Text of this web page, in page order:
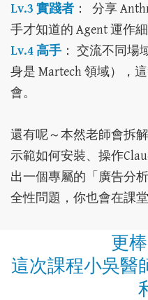
Lv.3 實踐者 ： 分享
手才知道的 Agent 運作細
Lv.4 高手 ： 交流不同場
身是 Martech 領域），
會。
還有呢～本然老師會拆
示範如何安裝、操作
出一個專屬的「廣告分
全性問題，你也會在課
更
這次課程小吳醫